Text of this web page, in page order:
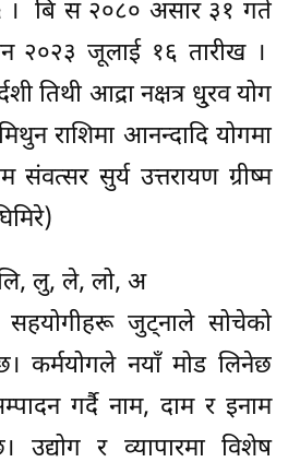
बि स २०८० असार ३१ गते
२०२३ जूलाई १६ तारीख ।
तिथी आद्रा नक्षत्र धु्रव योग
राशिमा आनन्दादि योगमा
संवत्सर सुर्य उत्तरायण ग्रीष्म
लु, ले, लो, अ
जुट्नाले सोचेको
कर्मयोगले नयाँ मोड लिनेछ
गर्दै नाम, दाम र इनाम
उद्योग र व्यापारमा विशेष